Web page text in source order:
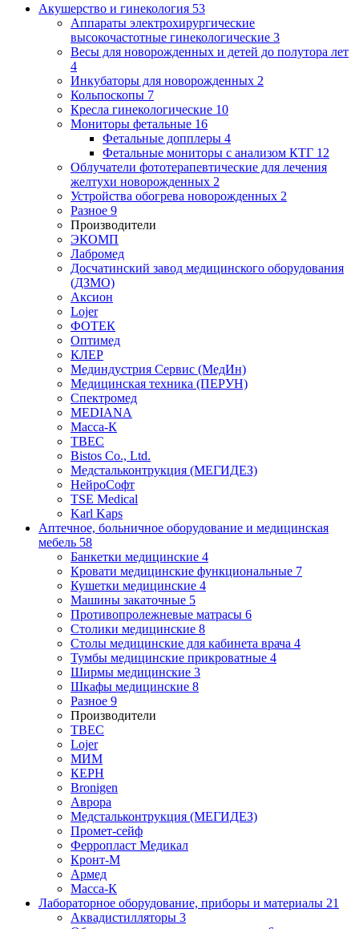
Акушерство и гинекология 53
Аппараты электрохирургические
высокочастотные гинекологические 3
Весы для новорожденных и детей до полутора лет
4
Инкубаторы для новорожденных 2
Кольпоскопы 7
Кресла гинекологические 10
Мониторы фетальные 16
Фетальные допплеры 4
Фетальные мониторы с анализом КТГ 12
Облучатели фототерапевтические для лечения
желтухи новорожденных 2
Устройства обогрева новорожденных 2
Разное 9
Производители
ЭКОМП
Лабромед
Досчатинский завод медицинского оборудования
(ДЗМО)
Аксион
Lojer
ФОТЕК
Оптимед
КЛЕР
Мединдустрия Сервис (МедИн)
Медицинская техника (ПЕРУН)
Спектромед
MEDIANA
Масса-К
ТВЕС
Bistos Co., Ltd.
Медстальконтрукция (МЕГИДЕЗ)
НейроСофт
TSE Medical
Karl Kaps
Аптечное, больничное оборудование и медицинская
мебель 58
Банкетки медицинские 4
Кровати медицинские функциональные 7
Кушетки медицинские 4
Машины закаточные 5
Противопролежневые матрасы 6
Столики медицинские 8
Столы медицинские для кабинета врача 4
Тумбы медицинские прикроватные 4
Ширмы медицинские 3
Шкафы медицинские 8
Разное 9
Производители
ТВЕС
Lojer
МИМ
КЕРН
Bronigen
Аврора
Медстальконтрукция (МЕГИДЕЗ)
Промет-сейф
Ферропласт Медикал
Кронт-М
Армед
Масса-К
Лабораторное оборудование, приборы и материалы 21
Аквадистилляторы 3